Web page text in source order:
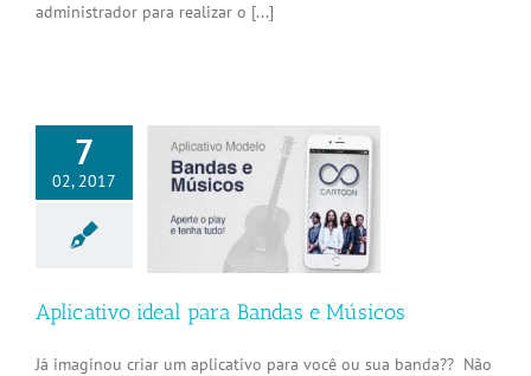
administrador para realizar o [...]
7
02, 2017
ideal para
e Músicos
Aplicativo ideal para Bandas e Músicos
Já imaginou criar um aplicativo para você ou sua banda?? Não